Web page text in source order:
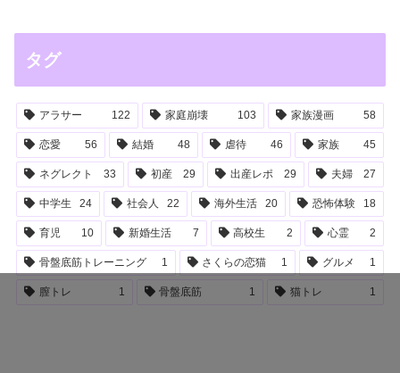
タグ
アラサー 122 家庭崩壊 103 家族漫画 58
恋愛 56 結婚 48 虐待 46 家族 45
ネグレクト 33 初産 29 出産レポ 29 夫婦 27
中学生 24 社会人 22 海外生活 20 恐怖体験 18
育児 10 新婚生活 7 高校生 2 心霊 2
骨盤底筋トレーニング 1 さくらの恋猫 1 グルメ 1
膣トレ 1 骨盤底筋 1 猫トレ 1